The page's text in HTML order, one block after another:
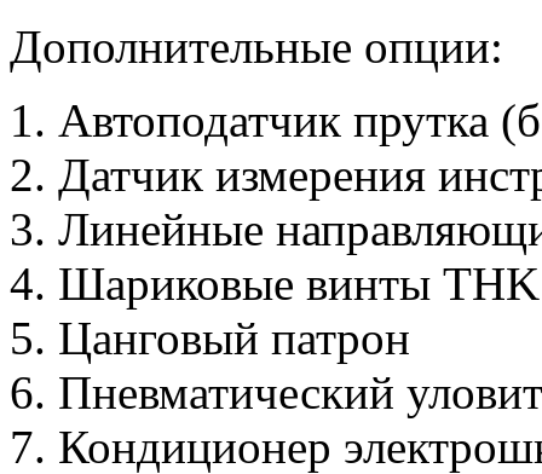
Дополнительные опции:
Автоподатчик прутка
Датчик измерения
Линейные
Шариковые винты
Цанговый патрон
Пневматический
Кондиционер